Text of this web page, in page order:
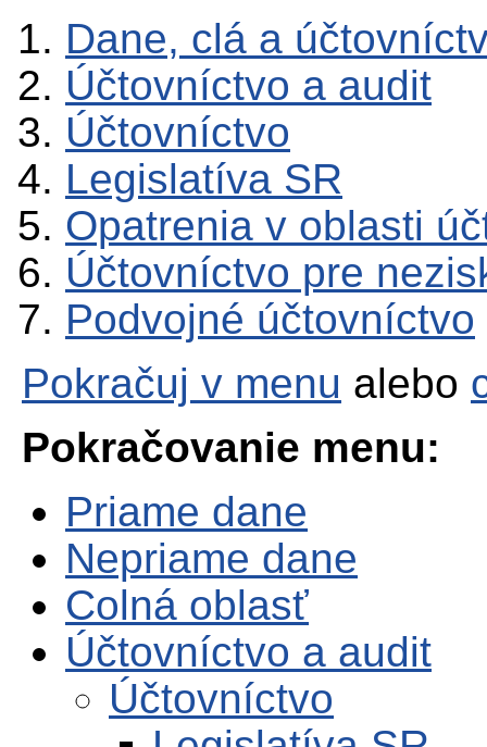
Dane, clá a
Účtovníctvo a audit
Účtovníctvo
Legislatíva SR
Opatrenia v oblasti
Účtovníctvo pre
Podvojné účtovníctvo
Pokračuj v menu alebo
Pokračovanie menu:
Priame dane
Nepriame dane
Colná oblasť
Účtovníctvo a audit
Účtovníctvo